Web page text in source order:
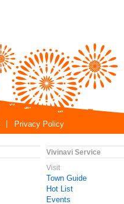
Privacy Policy
Vivinavi Service
Visit
Town Guide
Hot List
Events